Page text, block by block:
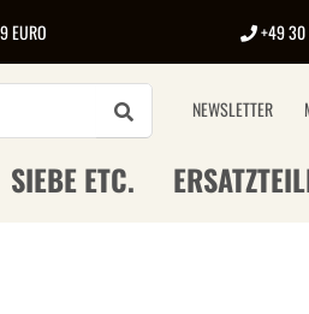
EURO +49
NEWSLETTER
SIEBE ETC.